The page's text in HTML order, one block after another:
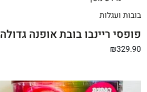
בובות ועגלות
פופסי ריינבו בובת אופנה גדולה Poopsie
₪329.90